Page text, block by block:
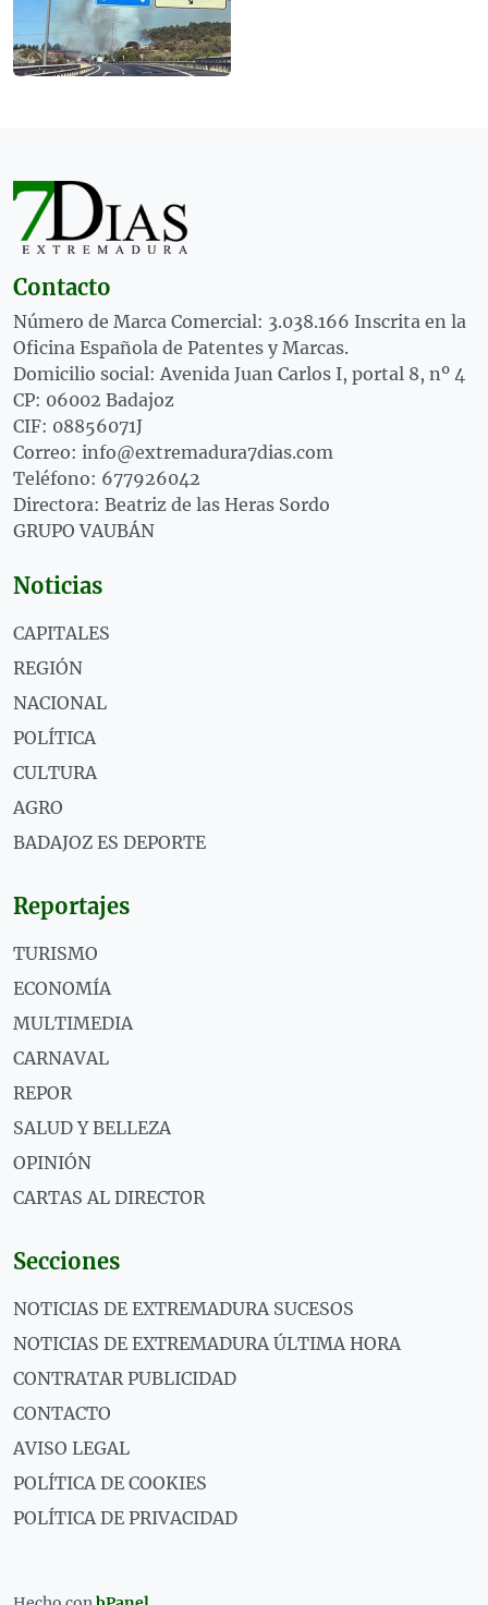
Contacto
Número de Marca Comercial: 3.038.166 Inscrita en la
Oficina Española de Patentes y Marcas.
Domicilio social: Avenida Juan Carlos I, portal 8, nº 4
CP: 06002 Badajoz
CIF: 08856071J
Correo: info@extremadura7dias.com
Teléfono: 677926042
Directora: Beatriz de las Heras Sordo
GRUPO VAUBÁN
Noticias
CAPITALES
REGIÓN
NACIONAL
POLÍTICA
CULTURA
AGRO
BADAJOZ ES DEPORTE
Reportajes
TURISMO
ECONOMÍA
MULTIMEDIA
CARNAVAL
REPOR
SALUD Y BELLEZA
OPINIÓN
CARTAS AL DIRECTOR
Secciones
NOTICIAS DE EXTREMADURA SUCESOS
NOTICIAS DE EXTREMADURA ÚLTIMA HORA
CONTRATAR PUBLICIDAD
CONTACTO
AVISO LEGAL
POLÍTICA DE COOKIES
POLÍTICA DE PRIVACIDAD